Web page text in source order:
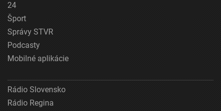
24
Šport
Správy STVR
Podcasty
Mobilné aplikácie
Rádio Slovensko
Rádio Regina